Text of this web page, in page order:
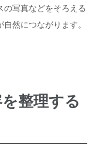
の写真などをそろえる
然につながります。
整理する